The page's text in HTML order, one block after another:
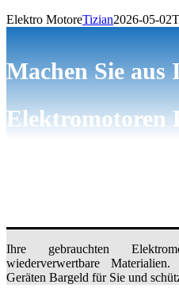
Elektro MotoreTizian2026-05-
Machen Sie aus
Elektromotoren
Ihre gebrauchten
wiederverwertbare
Geräten Bargeld für Sie und